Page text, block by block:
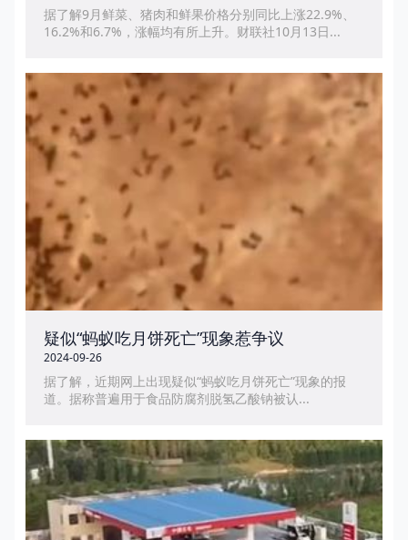
据了解9月鲜菜、猪肉和鲜果价格分别同比上涨22.9%、
16.2%和6.7%，涨幅均有所上升。财联社10月13日...
疑似“蚂蚁吃月饼死亡”现象惹争议
2024-09-26
据了解，近期网上出现疑似“蚂蚁吃月饼死亡”现象的报
道。据称普遍用于食品防腐剂脱氢乙酸钠被认...